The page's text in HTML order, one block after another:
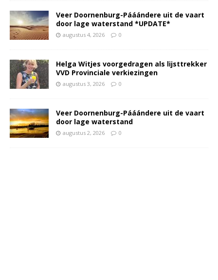
Veer Doornenburg-Pááándere uit de vaart
door lage waterstand *UPDATE*
augustus 4, 2026 0
Helga Witjes voorgedragen als lijsttrekker
VVD Provinciale verkiezingen
augustus 3, 2026 0
Veer Doornenburg-Pááándere uit de vaart
door lage waterstand
augustus 2, 2026 0